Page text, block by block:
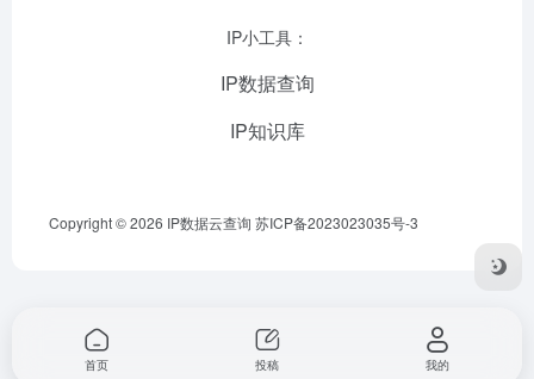
IP小工具：
IP数据查询
IP知识库
Copyright © 2026 IP数据云查询 苏ICP备2023023035号-3
首页 投稿 我的